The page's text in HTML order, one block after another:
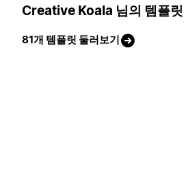
Creative Koala 님의 템플릿
81개 템플릿 둘러보기